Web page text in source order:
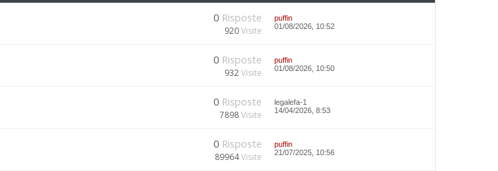
0 Risposte
920Visite
puffin
01/08/2026, 10:52
0 Risposte
932Visite
puffin
01/08/2026, 10:50
0 Risposte
7898Visite
legalefa-1
14/04/2026, 8:53
0 Risposte
89964Visite
puffin
21/07/2025, 10:56